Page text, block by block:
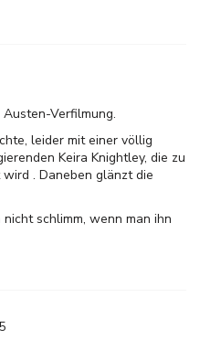
Verfilmung.
leider mit einer völlig
Keira Knightley, die zu
. Daneben glänzt die
schlimm, wenn man ihn